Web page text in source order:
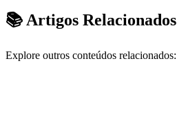
📚 Artigos Relacionados
Explore outros conteúdos relacionados: